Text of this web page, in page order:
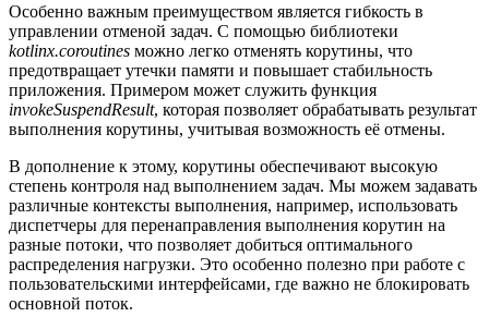
Особенно важным преимуществом является гибкость в
управлении отменой задач. С помощью библиотеки
kotlinx.coroutines можно легко отменять корутины, что
предотвращает утечки памяти и повышает стабильность
приложения. Примером может служить функция
invokeSuspendResult, которая позволяет обрабатывать результат
выполнения корутины, учитывая возможность её отмены.
В дополнение к этому, корутины обеспечивают высокую
степень контроля над выполнением задач. Мы можем задавать
различные контексты выполнения, например, использовать
диспетчеры для перенаправления выполнения корутин на
разные потоки, что позволяет добиться оптимального
распределения нагрузки. Это особенно полезно при работе с
пользовательскими интерфейсами, где важно не блокировать
основной поток.